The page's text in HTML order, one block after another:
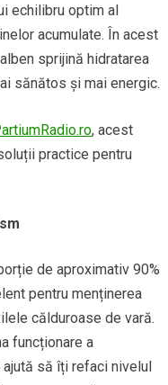
echilibru optim al
acumulate. În acest
sprijină hidratarea
sănătos și mai energic.
, acest
practice pentru
de aproximativ 90%
pentru menținerea
călduroase de vară.
funcționare a
să îți refaci nivelul